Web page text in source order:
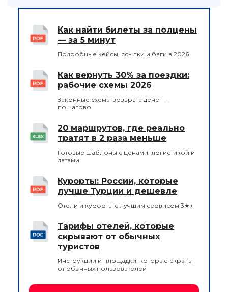
Как найти билеты за полцены
— за 5 минут
Подробные кейсы, ссылки и баги в 2026
Как вернуть 30% за поездки:
рабочие схемы 2026
Законные схемы возврата денег —
пошагово
20 маршрутов, где реально
тратят в 2 раза меньше
Готовые шаблоны с ценами, логистикой и
датами
Курорты: России, которые
лучше Турции и дешевле
Отели и курорты с лучшим сервисом 3★+
Тарифы отелей, которые
скрывают от обычных
туристов
Инструкции и площадки, которые скрыты
от обычных пользователей